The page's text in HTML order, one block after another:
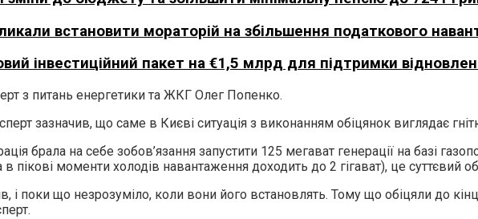
встановити мораторій на збільшення податкового
інвестиційний пакет на €1,5 млрд для підтримки
з питань енергетики та ЖКГ Олег Попенко.
зазначив, що саме в Києві ситуація з виконанням обіцянок виглядає
брала на себе зобов’язання запустити 125 мегават генерації на базі
пікові моменти холодів навантаження доходить до 2 гігават), це суттєвий
і поки що незрозуміло, коли вони його встановлять. Тому що обіцяли до